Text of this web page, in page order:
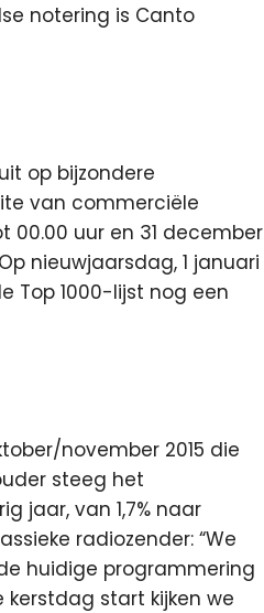
notering is Canto
op bijzondere
van commerciële
00.00 uur en 31 december
nieuwjaarsdag, 1 januari
Top 1000-lijst nog een
november 2015 die
steeg het
jaar, van 1,7% naar
radiozender: “We
huidige programmering
kerstdag start kijken we